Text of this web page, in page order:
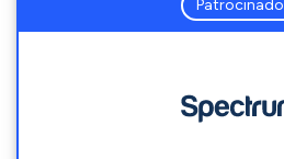
Patrocinado